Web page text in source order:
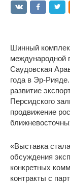
Шинный
международной
Саудовская
года в Эр-
развитие
Персидского
продвижение
«Выставка
обсуждения
конкретных
контракты с